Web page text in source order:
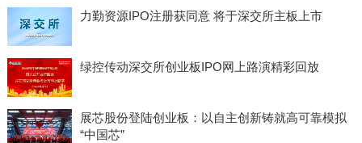
力勤资源IPO注册获同意 将于深交所主板上市
绿控传动深交所创业板IPO网上路演精彩回放
展芯股份登陆创业板：以自主创新铸就高可靠模拟
“中国芯”